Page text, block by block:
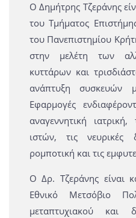
Ο Δημήτρης Τζεράνης
του Τμήματος
του Πανεπιστημίου
στην μελέτη των
κυττάρων και
ανάπτυξη συσκευών
Εφαρμογές
αναγεννητική
ιστών, τις νευρικές
ρομποτική και τις
Ο Δρ. Τζεράνης είναι
Εθνικό Μετσόβιο
μεταπτυχιακού και